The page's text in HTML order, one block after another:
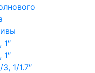
1/1.7″